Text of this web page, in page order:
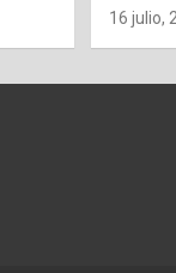
16 julio,